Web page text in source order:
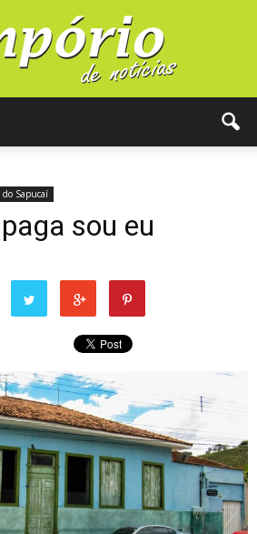
Sapucaí
sou eu